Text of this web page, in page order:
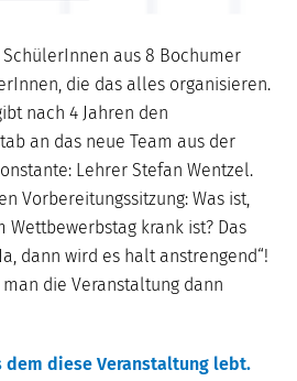
SchülerInnen aus 8 Bochumer
die das alles organisieren.
nach 4 Jahren den
an das neue Team aus der
Lehrer Stefan Wentzel.
Vorbereitungssitzung: Was ist,
Wettbewerbstag krank ist? Das
dann wird es halt anstrengend“!
die Veranstaltung dann
dem diese Veranstaltung lebt.